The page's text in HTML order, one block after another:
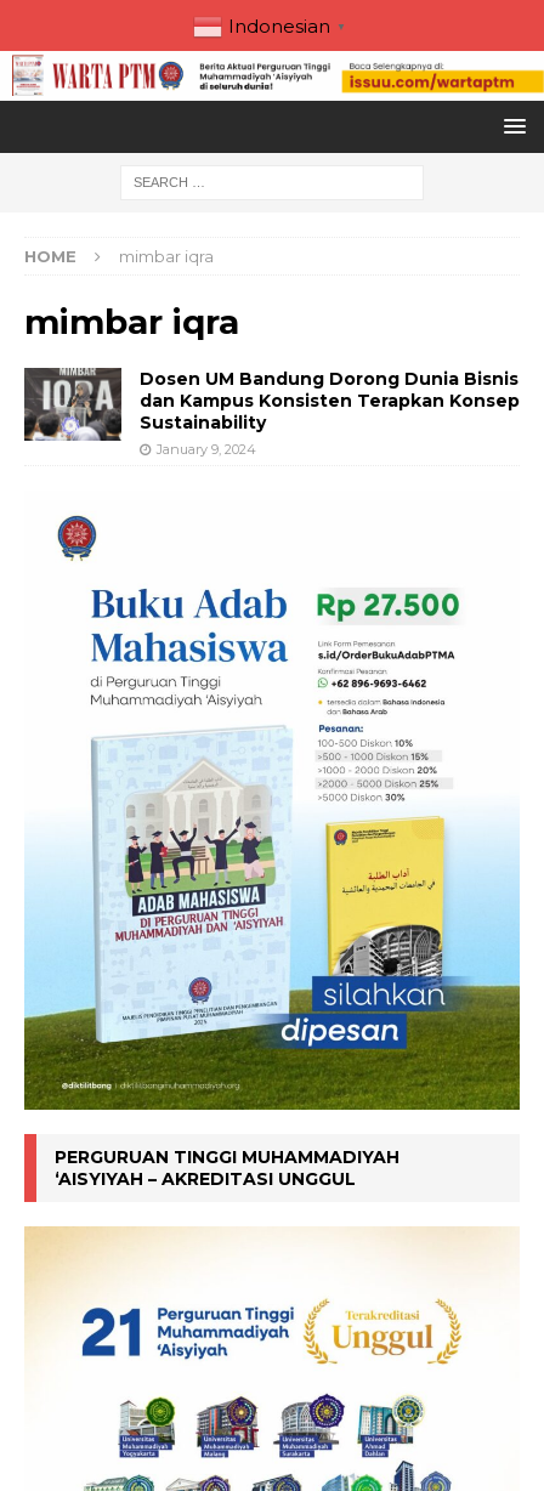
Indonesian ▼
HOME mimbar iqra
mimbar iqra
Dosen UM Bandung Dorong Dunia Bisnis
dan Kampus Konsisten Terapkan Konsep
Sustainability
January 9, 2024
PERGURUAN TINGGI MUHAMMADIYAH
‘AISYIYAH – AKREDITASI UNGGUL